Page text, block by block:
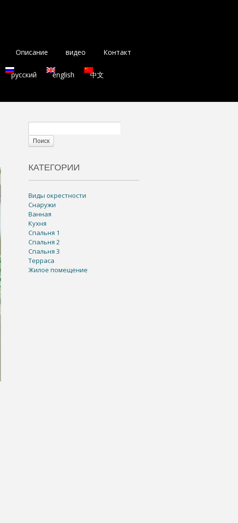
Описание видео Контакт
русский english 中文
КАТЕГОРИИ
Виды окрестности
Снаружи
Ванная
Кухня
Спальня 1
Спальня 2
Спальня 3
Терраса
Жилое помещение